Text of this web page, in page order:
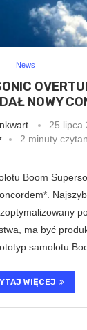
News
NOWY
25 lipca
2 minuty
Boom
ma być
samolotu
WIĘCEJ